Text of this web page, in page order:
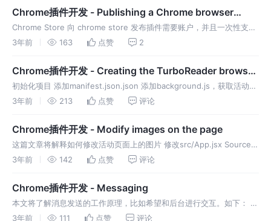
Chrome插件开发 - Publishing a Chrome browser
extension
Chrome Store 向 chrome store 发布插件需要账户，并且一次性支付
5 刀 注册并支付后，点击做侧边栏选项卡，点击新建项目 提交zip文件
3年前 163 点赞 2
Chrome插件开发 - Creating the TurboReader browser
extension
初始化项目 添加manifest.json.json 添加background.js，获取活动标
签，并注入名为turboMode的函数。 创建函数 首先获取页面内所有段
3年前 213 点赞 评论
Chrome插件开发 - Modify images on the page
这篇文章将解释如何修改活动页面上的图片 修改src/App.jsx Source
Code 【Source Code】
3年前 142 点赞 评论
Chrome插件开发 - Messaging
本文将了解消息发送的工作原理，比如希望和后台进行交互。如下： 修
改src/App.jsx 修改background.js Source Code 【Source Code】
3年前 111 点赞 评论